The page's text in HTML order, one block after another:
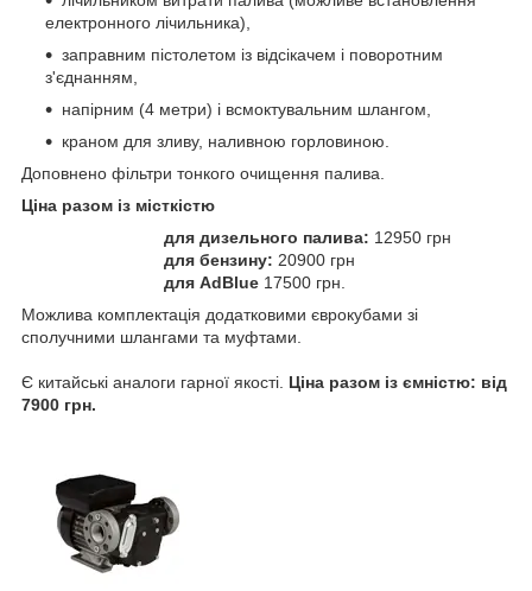
електронного лічильника),
заправним пістолетом із відсікачем і поворотним
з'єднанням,
напірним (4 метри) і всмоктувальним шлангом,
краном для зливу, наливною горловиною.
Доповнено фільтри тонкого очищення палива.
Ціна разом із місткістю
для дизельного палива: 12950 грн
для бензину: 20900 грн
для AdBlue 17500 грн.
Можлива комплектація додатковими єврокубами зі
сполучними шлангами та муфтами.
Є китайські аналоги гарної якості. Ціна разом із ємністю: від
7900 грн.